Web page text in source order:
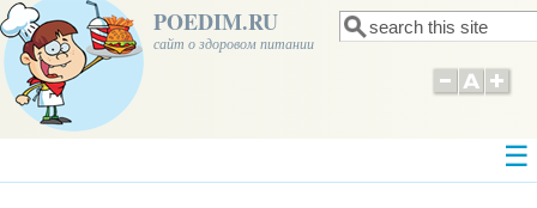
POEDIM.RU
сайт о здоровом питании Форма поиска
Поиск